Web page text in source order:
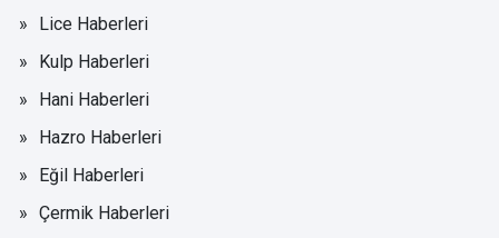
Lice Haberleri
Kulp Haberleri
Hani Haberleri
Hazro Haberleri
Eğil Haberleri
Çermik Haberleri